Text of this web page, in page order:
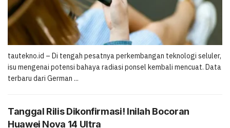
tautekno.id – Di tengah pesatnya perkembangan teknologi seluler,
isu mengenai potensi bahaya radiasi ponsel kembali mencuat. Data
terbaru dari German ...
Tanggal Rilis Dikonfirmasi! Inilah Bocoran
Huawei Nova 14 Ultra